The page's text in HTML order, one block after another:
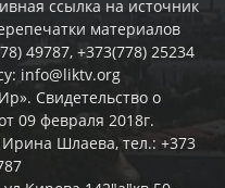
ссылка на источник
материалов
49787, +373(778) 25234
info@liktv.org
Свидетельство о
09 февраля 2018г.
Шлаева, тел.: +373